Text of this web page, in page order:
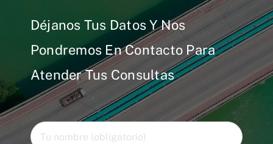
Déjanos Tus Datos Y Nos
Pondremos En Contacto Para
Atender Tus Consultas